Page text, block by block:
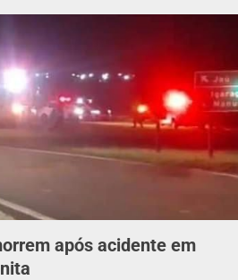
após acidente em